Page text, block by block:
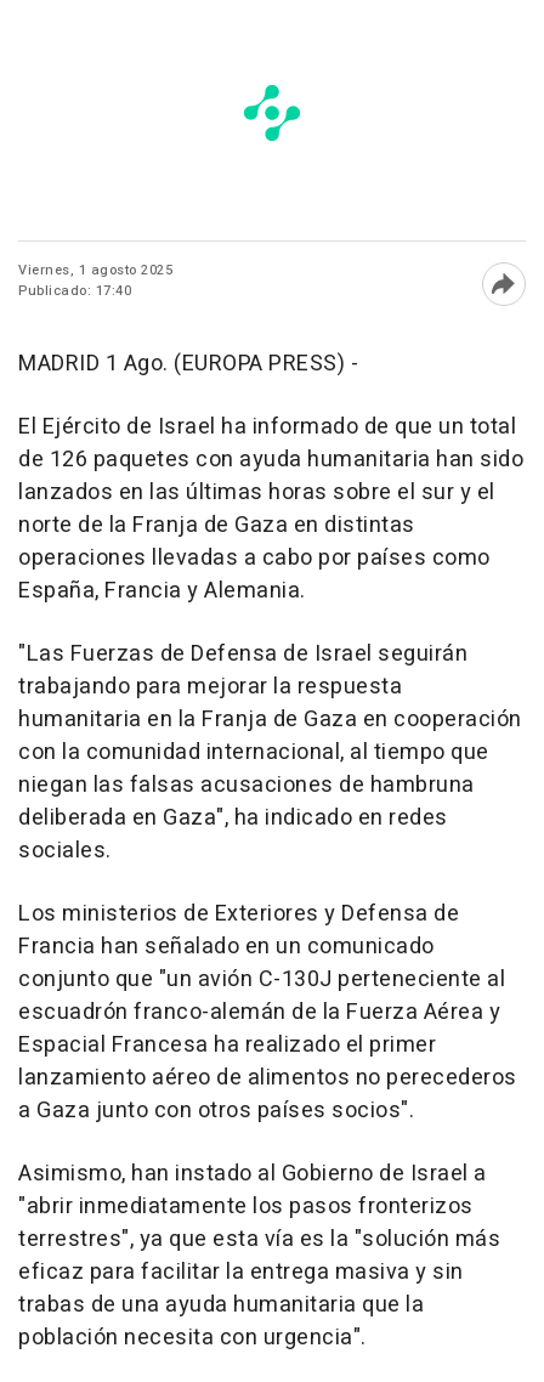
Viernes, 1 agosto 2025
Publicado: 17:40
MADRID 1 Ago. (EUROPA PRESS) -
El Ejército de Israel ha informado de que un total
de 126 paquetes con ayuda humanitaria han sido
lanzados en las últimas horas sobre el sur y el
norte de la Franja de Gaza en distintas
operaciones llevadas a cabo por países como
España, Francia y Alemania.
"Las Fuerzas de Defensa de Israel seguirán
trabajando para mejorar la respuesta
humanitaria en la Franja de Gaza en cooperación
con la comunidad internacional, al tiempo que
niegan las falsas acusaciones de hambruna
deliberada en Gaza", ha indicado en redes
sociales.
Los ministerios de Exteriores y Defensa de
Francia han señalado en un comunicado
conjunto que "un avión C-130J perteneciente al
escuadrón franco-alemán de la Fuerza Aérea y
Espacial Francesa ha realizado el primer
lanzamiento aéreo de alimentos no perecederos
a Gaza junto con otros países socios".
Asimismo, han instado al Gobierno de Israel a
"abrir inmediatamente los pasos fronterizos
terrestres", ya que esta vía es la "solución más
eficaz para facilitar la entrega masiva y sin
trabas de una ayuda humanitaria que la
población necesita con urgencia".